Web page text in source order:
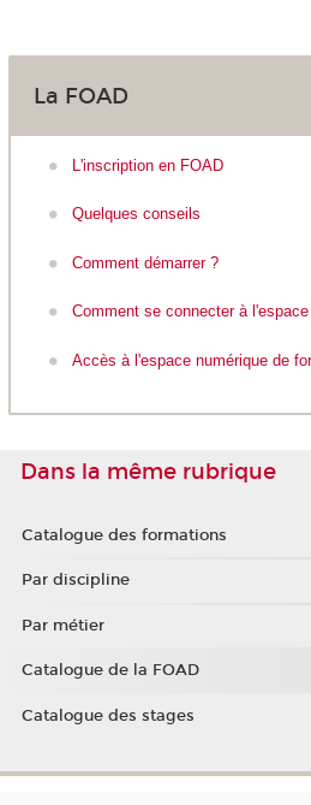
La FOAD
L'inscription en FOAD
Quelques conseils
Comment démarrer ?
Comment se connecter à
Accès à l'espace numérique de
Dans la même rubrique
Catalogue des formations
Par discipline
Par métier
Catalogue de la FOAD
Catalogue des stages